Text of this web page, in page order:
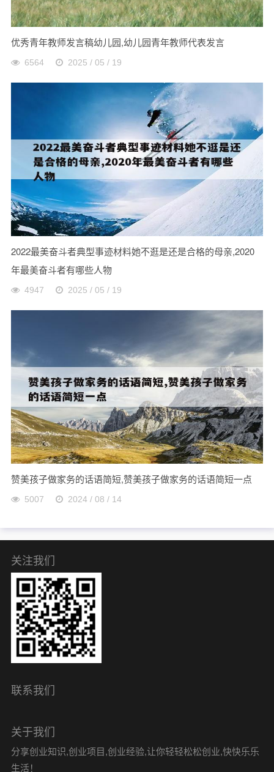
优秀青年教师发言稿幼儿园,幼儿园青年教师代表发言
6564 2025 / 05 / 19
2022最美奋斗者典型事迹材料她不逛是还是合格的母亲,2020
年最美奋斗者有哪些人物
4947 2025 / 05 / 19
赞美孩子做家务的话语简短,赞美孩子做家务的话语简短一点
5007 2024 / 08 / 14
关注我们
联系我们
关于我们
分享创业知识,创业项目,创业经验,让你轻轻松松创业,快快乐乐
生活！